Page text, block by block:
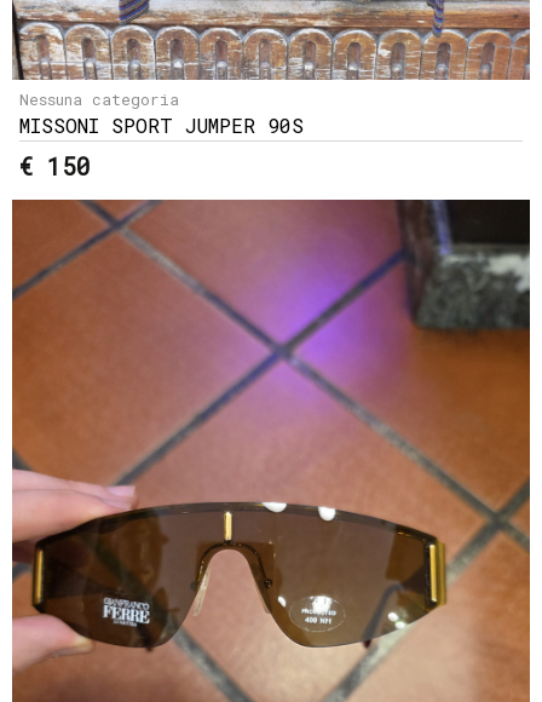
Nessuna categoria
MISSONI SPORT JUMPER 90S
€ 150